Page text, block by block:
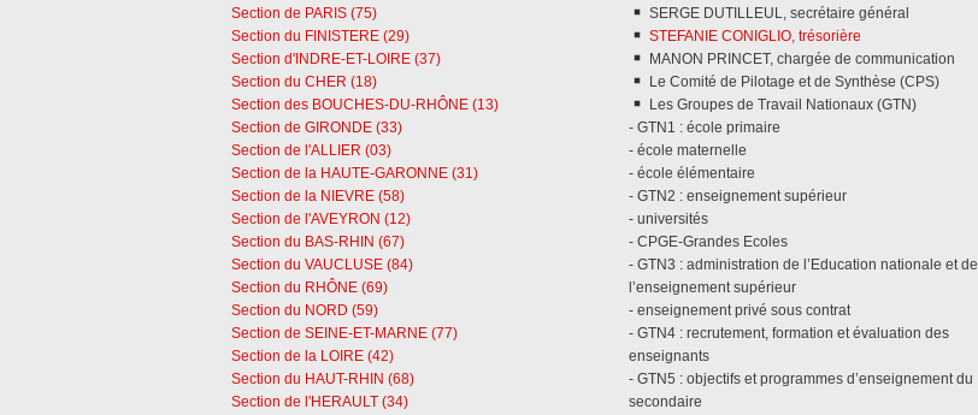
Section de PARIS (75)
Section du FINISTERE (29)
Section d'INDRE-ET-LOIRE (37)
Section du CHER (18)
Section des BOUCHES-DU-RHÔNE (13)
Section de GIRONDE (33)
Section de l'ALLIER (03)
Section de la HAUTE-GARONNE (31)
Section de la NIEVRE (58)
Section de l'AVEYRON (12)
Section du BAS-RHIN (67)
Section du VAUCLUSE (84)
Section du RHÔNE (69)
Section du NORD (59)
Section de SEINE-ET-MARNE (77)
Section de la LOIRE (42)
Section du HAUT-RHIN (68)
Section de l'HERAULT (34)
SERGE DUTILLEUL, secrétaire général
STEFANIE CONIGLIO, trésorière
MANON PRINCET, chargée de communication
Le Comité de Pilotage et de Synthèse (CPS)
Les Groupes de Travail Nationaux (GTN)
- GTN1 : école primaire
- école maternelle
- école élémentaire
- GTN2 : enseignement supérieur
- universités
- CPGE-Grandes Ecoles
- GTN3 : administration de l’Education nationale et de
l’enseignement supérieur
- enseignement privé sous contrat
- GTN4 : recrutement, formation et évaluation des
enseignants
- GTN5 : objectifs et programmes d’enseignement du
secondaire